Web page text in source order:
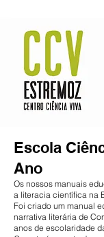
Escola
Ano
Os nossos manuais
a literacia científica na
Foi criado um manual
narrativa literária de
anos de escolaridade